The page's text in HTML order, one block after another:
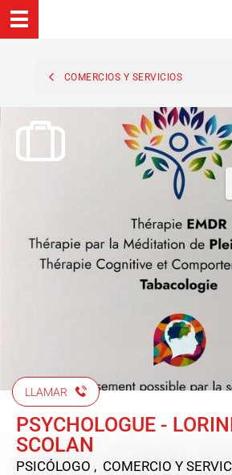
COMERCIOS Y SERVICIOS
LLAMAR
PSYCHOLOGUE -
SCOLAN
PSICÓLOGO , COMERCIO Y